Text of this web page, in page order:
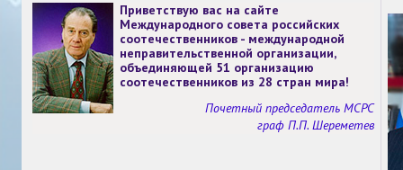
Приветствую вас на сайте
Международного совета российских
соотечественников - международной
неправительственной организации,
объединяющей 51 организацию
соотечественников из 28 стран мира!
Почетный председатель МСРС
граф П.П. Шереметев